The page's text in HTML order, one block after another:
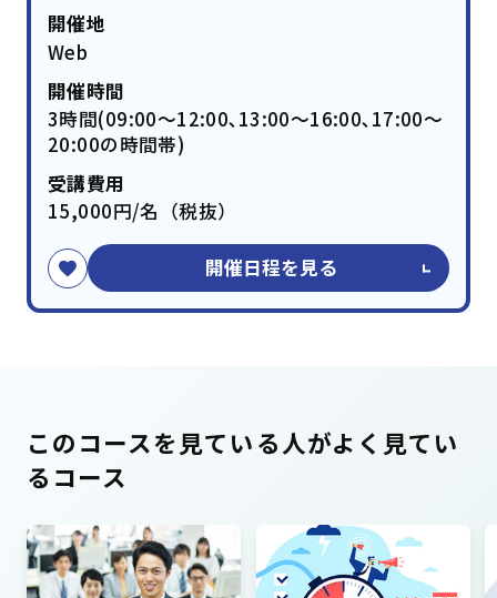
開催地
Web
開催時間
3時間(09:00～12:00､13:00～16:00､17:00～
20:00の時間帯)
受講費用
15,000円/名（税抜）
開催日程を見る
このコースを見ている人がよく見てい
るコース